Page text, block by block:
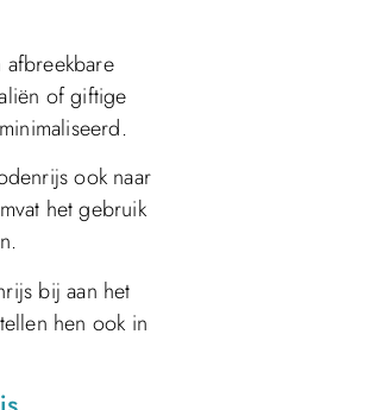
of giftige
ook naar
het gebruik
bij aan het
hen ook in